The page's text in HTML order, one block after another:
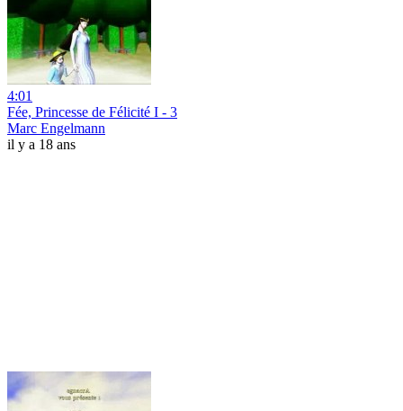
4:01
Fée, Princesse de Félicité I - 3
Marc Engelmann
il y a 18 ans